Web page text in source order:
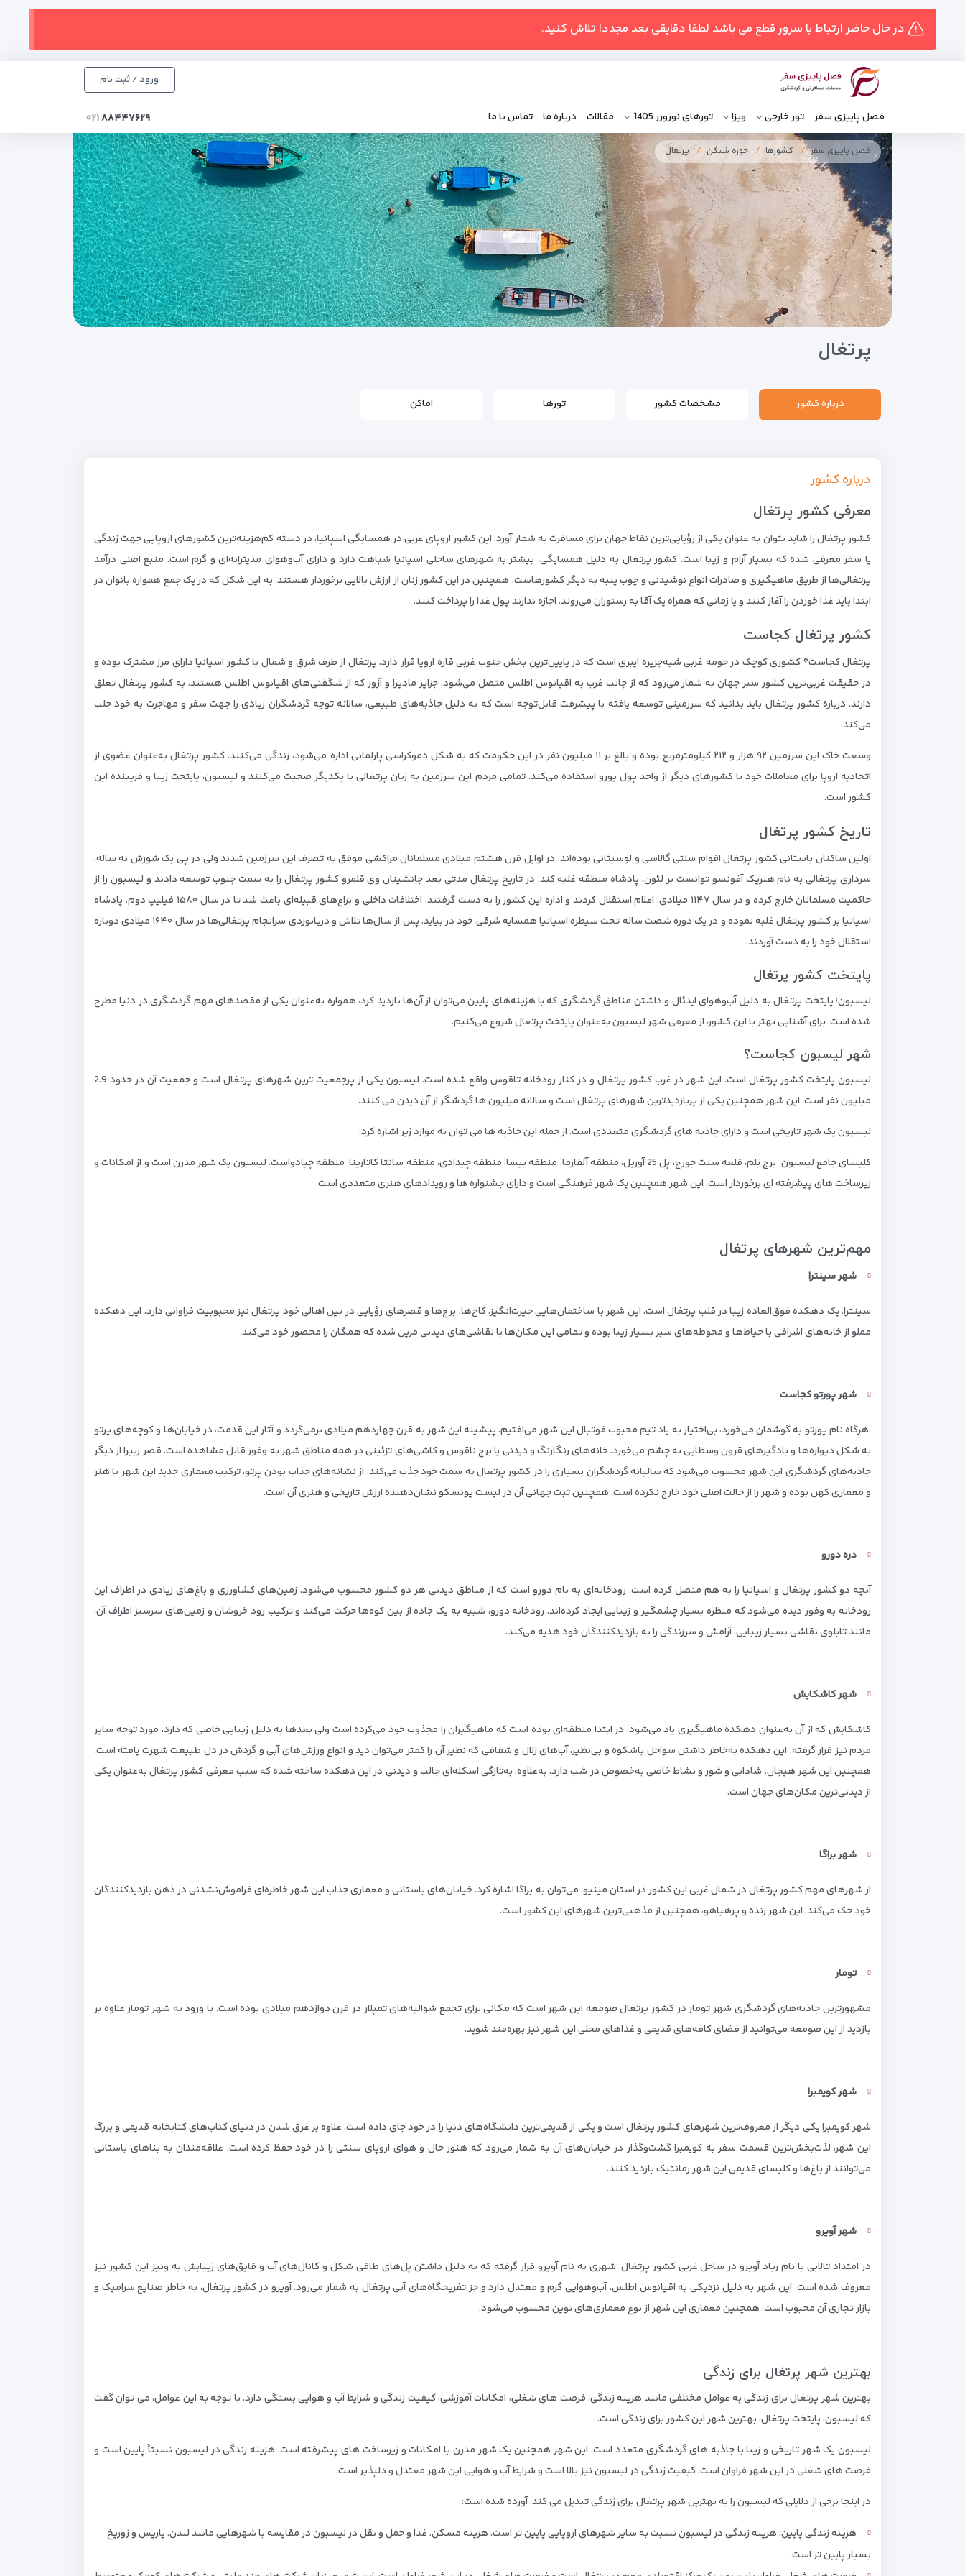
در حال حاضر ارتباط با سرور قطع می باشد لطفا دقایقی بعد مجددا تلاش کنید.
ورود / ثبت نام
فصل پاییزی سفر تور خارجی ویزا تورهای نورورز 1405 مقالات درباره ما تماس با ما ۸۸۴۴۷۶۲۹۰۲۱
فصل پاییزی سفر کشورها حوزه شنگن پرتغال
پرتغال
درباره کشور مشخصات کشور تورها اماکن
درباره کشور
معرفی کشور پرتغال
کشور پرتغال را شاید بتوان به عنوان یکی از رؤیایی‌ترین نقاط جهان برای مسافرت به شمار آورد. این کشور اروپای غربی در همسایگی اسپانیا، در دسته کم‌هزینه‌ترین کشورهای اروپایی جهت زندگی
یا سفر معرفی شده که بسیار آرام و زیبا است. کشور پرتغال به دلیل همسایگی، بیشتر به شهرهای ساحلی اسپانیا شباهت دارد و دارای آب‌وهوای مدیترانه‌ای و گرم است. منبع اصلی درآمد
پرتغالی‌ها از طریق ماهیگیری و صادرات انواع نوشیدنی و چوب پنبه به دیگر کشورهاست. همچنین در این کشور زنان از ارزش بالایی برخوردار هستند. به این شکل که در یک جمع همواره بانوان در
ابتدا باید غذا خوردن را آغاز کنند و یا زمانی که همراه یک آقا به رستوران می‌روند، اجازه ندارند پول غذا را پرداخت کنند.
کشور پرتغال کجاست
پرتغال کجاست؟ کشوری کوچک در حومه غربی شبه‌جزیره ایبری ا‌ست که در پایین‌‌ترین بخش جنوب غربی قاره اروپا قرار دارد. پرتغال از طرف شرق و شمال با کشور اسپانیا دارای مرز مشترک بوده و
در حقیقت غربی‌‌ترین کشور سبز جهان به شمار می‌رود که از جانب غرب به اقیانوس اطلس متصل می‌شود. جزایر مادیرا و آزور که از شگفتی‌های اقیانوس اطلس هستند، به کشور پرتغال تعلق
دارند. درباره کشور پرتغال باید بدانید که سرزمینی توسعه یافته با پیشرفت قابل‌توجه است که به دلیل جاذبه‌‌های طبیعی، سالانه توجه گردشگران زیادی را جهت سفر و مهاجرت به خود جلب
می‌کند.
وسعت خاک این سرزمین ۹۲ هزار و ۲۱۲ کیلومترمربع بوده و بالغ بر ۱۱ میلیون نفر در این حکومت که به شکل دموکراسی پارلمانی اداره می‌‌شود، زندگی می‌کنند. کشور پرتغال به‌عنوان عضوی از
اتحادیه اروپا برای معاملات خود با کشورهای دیگر از واحد پول یورو استفاده می‌کند. تمامی مردم این سرزمین به زبان پرتغالی با یکدیگر صحبت می‌‌کنند و لیسبون، پایتخت زیبا و فریبنده این
کشور است.
تاریخ کشور پرتغال
اولین ساکنان باستانی کشور پرتغال اقوام سلتی گالاسی و لوسیتانی بوده‌اند. در اوایل قرن هشتم میلادی مسلمانان مراکشی موفق به تصرف این سرزمین شدند ولی در پی یک شورش نه ساله،
سرداری پرتغالی به نام هنریک آفونسو توانست بر لئون، پادشاه منطقه غلبه کند. در تاریخ پرتغال مدتی بعد جانشینان وی قلمرو کشور پرتغال را به سمت جنوب توسعه دادند و لیسبون را از
حاکمیت مسلمانان خارج کرده و در سال ۱۱۴۷ میلادی، اعلام استقلال کردند و اداره این کشور را به دست گرفتند. اختلافات داخلی و نزاع‌های قبیله‌ای باعث شد تا در سال ۱۵۸۰ فیلیپ دوم، پادشاه
اسپانیا بر کشور پرتغال غلبه نموده و در یک دوره شصت ساله تحت سیطره اسپانیا همسایه شرقی خود در بیاید. پس از سال‌ها تلاش و دریانوردی سرانجام پرتغالی‌ها در سال ۱۶۴۰ میلادی دوباره
استقلال خود را به دست آوردند.
پایتخت کشور پرتغال
لیسبون؛ پایتخت پرتغال به دلیل آب‌وهوای ایدئال و داشتن مناطق گردشگری که با هزینه‌های پایین می‌توان از آن‌ها بازدید کرد، همواره به‌عنوان یکی از مقصدهای مهم گردشگری در دنیا مطرح
شده است. برای آشنایی بهتر با این کشور، از معرفی شهر لیسبون به‌عنوان پایتخت پرتغال شروع می‌کنیم.
شهر لیسبون کجاست؟
لیسبون پایتخت کشور پرتغال است. این شهر در غرب کشور پرتغال و در کنار رودخانه تاقوس واقع شده است. لیسبون یکی از پرجمعیت ترین شهرهای پرتغال است و جمعیت آن در حدود 2.9
میلیون نفر است. این شهر همچنین یکی از پربازدیدترین شهرهای پرتغال است و سالانه میلیون ها گردشگر از آن دیدن می کنند.
لیسبون یک شهر تاریخی است و دارای جاذبه های گردشگری متعددی است. از جمله این جاذبه ها می توان به موارد زیر اشاره کرد:
کلیسای جامع لیسبون، برج بلم، قلعه سنت جورج، پل 25 آوریل، منطقه آلفارما، منطقه بیسا، منطقه چیدادی، منطقه سانتا کاتارینا، منطقه چیادواست. لیسبون یک شهر مدرن است و از امکانات و
زیرساخت های پیشرفته ای برخوردار است. این شهر همچنین یک شهر فرهنگی است و دارای جشنواره ها و رویدادهای هنری متعددی است.
مهم‌ترین شهرهای پرتغال
شهر سینترا
سینترا، یک دهکده فوق‌العاده زیبا در قلب پرتغال است. این شهر با ساختمان‌هایی حیرت‌انگیز، کاخ‌ها، برج‌ها و قصرهای رؤیایی در بین اهالی خود پرتغال نیز محبوبیت فراوانی دارد. این دهکده
مملو از خانه‌های اشرافی با حیاط‌ها و محوطه‌های سبز بسیار زیبا بوده و تمامی این مکان‌ها با نقاشی‌های دیدنی مزین شده که همگان را محصور خود می‌کند.
شهر پورتو کجاست
هرگاه نام پورتو به گوشمان می‌خورد، بی‌اختیار به یاد تیم محبوب فوتبال این شهر می‌افتیم. پیشینه این شهر به قرن چهاردهم میلادی برمی‌گردد و آثار این قدمت، در خیابان‌ها و کوچه‌های پرتو
به شکل دیواره‌ها و بادگیرهای قرون وسطایی به چشم می‌خورد. خانه‌های رنگارنگ و دیدنی یا برج ناقوس و کاشی‌های تزئینی در همه مناطق شهر به وفور قابل مشاهده است. قصر ربیرا از دیگر
جاذبه‌های گردشگری این شهر محسوب می‌شود که سالیانه گردشگران بسیاری را در کشور پرتغال به سمت خود جذب می‌کند. از نشانه‌های جذاب بودن پرتو، ترکیب معماری جدید این شهر با هنر
و معماری کهن بوده و شهر را از حالت اصلی خود خارج نکرده است. همچنین ثبت جهانی آن در لیست یونسکو نشان‌دهنده ارزش تاریخی و هنری آن است.
دره دورو
آنچه دو کشور پرتغال و اسپانیا را به هم متصل کرده است، رودخانه‌ای به نام دورو است که از مناطق دیدنی هر دو کشور محسوب می‌شود. زمین‌های کشاورزی و باغ‌های زیادی در اطراف این
رودخانه به وفور دیده می‌شود که منظره بسیار چشمگیر و زیبایی ایجاد کرده‌اند. رودخانه دورو، شبیه به یک جاده از بین کوه‌ها حرکت می‌کند و ترکیب رود خروشان و زمین‌های سرسبز اطراف آن،
مانند تابلوی نقاشی بسیار زیبایی، آرامش و سرزندگی را به بازدیدکنندگان خود هدیه می‌کند.
شهر کاشکایش
کاشکایش که از آن به‌عنوان دهکده ماهیگیری یاد می‌شود، در ابتدا منطقه‌ای بوده است که ماهیگیران را مجذوب خود می‌کرده است ولی بعدها به دلیل زیبایی خاصی که دارد، مورد توجه سایر
مردم نیز قرار گرفته. این دهکده به‌خاطر داشتن سواحل باشکوه و بی‌نظیر، آب‌های زلال و شفافی که نظیر آن را کمتر می‌توان دید و انواع ورزش‌های آبی و گردش در دل طبیعت شهرت یافته است.
همچنین این شهر هیجان، شادابی و شور و نشاط خاصی به‌خصوص در شب دارد. به‌علاوه، به‌تازگی اسکله‌ای جالب و دیدنی در این دهکده ساخته شده که سبب معرفی کشور پرتغال به‌عنوان یکی
از دیدنی‌ترین مکان‌های جهان است.
شهر براگا
از شهرهای مهم کشور پرتغال در شمال غربی این کشور در استان مینیو، می‌توان به براگا اشاره کرد. خیابان‌های باستانی و معماری جذاب این شهر خاطره‌ای فراموش‌نشدنی در ذهن بازدیدکنندگان
خود حک می‌کند. این شهر زنده و پرهیاهو، همچنین از مذهبی‌‌ترین شهرهای این کشور است.
تومار
مشهورترین جاذبه‌های گردشگری شهر تومار در کشور پرتغال صومعه‌ این شهر است که مکانی برای تجمع شوالیه‌های تمپلار در قرن دوازدهم میلادی بوده است. با ورود به شهر تومار علاوه بر
بازدید از این صومعه می‌توانید از فضای کافه‌های قدیمی و غذاهای محلی این شهر نیز بهره‌مند شوید.
شهر کویمبرا
شهر کویمبرا یکی دیگر از معروف‌ترین شهرهای کشور پرتغال است و یکی از قدیمی‌ترین دانشگاه‌های دنیا را در خود جای داده است. علاوه بر غرق شدن در دنیای کتاب‌های کتابخانه قدیمی و بزرگ
این شهر، لذت‌بخش‌ترین قسمت سفر به کویمبرا گشت‌وگذار در خیابان‌های آن به شمار می‌رود که هنوز حال و هوای اروپای سنتی را در خود حفظ کرده است. علاقه‌مندان به بناهای باستانی
می‌توانند از باغ‌ها و کلیسای قدیمی این شهر رمانتیک بازدید کنند.
شهر آویرو
در امتداد تالابی با نام ریاد آویرو در ساحل غربی کشور پرتغال، شهری به نام آویرو قرار گرفته که به دلیل داشتن پل‌های طاقی شکل و کانال‌های آب و قایق‌های زیبایش به ونیز این کشور نیز
معروف شده است. این شهر به دلیل نزدیکی به اقیانوس اطلس، آب‌وهوایی گرم و معتدل دارد و جز تفریحگاه‌های آبی پرتغال به شمار می‌رود. آویرو در کشور پرتغال، به خاطر صنایع سرامیک و
بازار تجاری آن محبوب است. همچنین معماری این شهر از نوع معماری‌های نوین محسوب می‌شود.
بهترین شهر پرتغال برای زندگی
بهترین شهر پرتغال برای زندگی به عوامل مختلفی مانند هزینه زندگی، فرصت های شغلی، امکانات آموزشی، کیفیت زندگی و شرایط آب و هوایی بستگی دارد. با توجه به این عوامل، می توان گفت
که لیسبون، پایتخت پرتغال، بهترین شهر این کشور برای زندگی است.
لیسبون یک شهر تاریخی و زیبا با جاذبه های گردشگری متعدد است. این شهر همچنین یک شهر مدرن با امکانات و زیرساخت های پیشرفته است. هزینه زندگی در لیسبون نسبتاً پایین است و
فرصت های شغلی در این شهر فراوان است. کیفیت زندگی در لیسبون نیز بالا است و شرایط آب و هوایی این شهر معتدل و دلپذیر است.
در اینجا برخی از دلایلی که لیسبون را به بهترین شهر پرتغال برای زندگی تبدیل می کند، آورده شده است:
هزینه زندگی پایین: هزینه زندگی در لیسبون نسبت به سایر شهرهای اروپایی پایین تر است. هزینه مسکن، غذا و حمل و نقل در لیسبون در مقایسه با شهرهایی مانند لندن، پاریس و زوریخ
بسیار پایین تر است.